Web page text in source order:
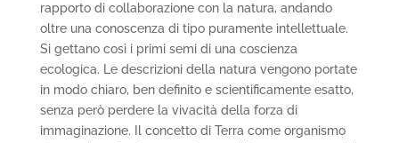
rapporto di collaborazione con la natura, andando
oltre una conoscenza di tipo puramente intellettuale.
Si gettano così i primi semi di una coscienza
ecologica. Le descrizioni della natura vengono portate
in modo chiaro, ben definito e scientificamente esatto,
senza però perdere la vivacità della forza di
immaginazione. Il concetto di Terra come organismo